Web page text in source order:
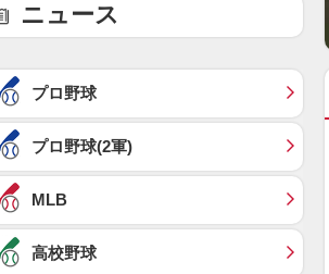
ニュース
プロ野球
プロ野球(2軍)
MLB
高校野球